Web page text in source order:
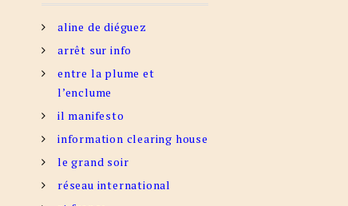
aline de diéguez
arrêt sur info
entre la plume et
l’enclume
il manifesto
information clearing house
le grand soir
réseau international